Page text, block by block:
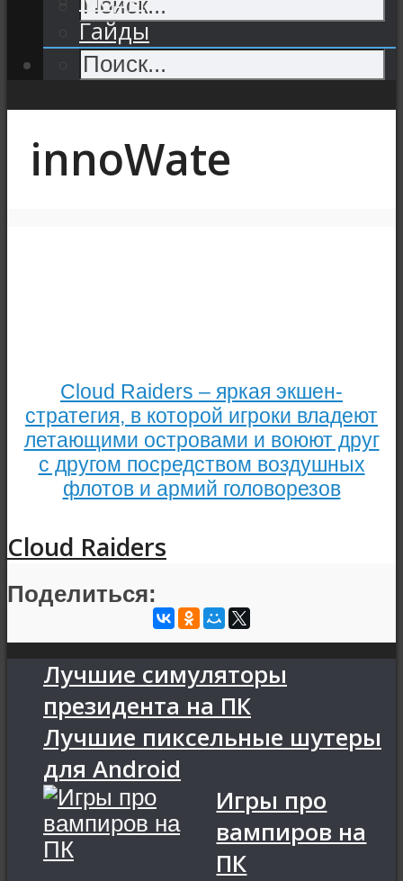
Гайды
innoWate
Cloud Raiders – яркая экшен-
стратегия, в которой игроки владеют
летающими островами и воюют друг
с другом посредством воздушных
флотов и армий головорезов
Cloud Raiders
Поделиться:
Лучшие симуляторы
президента на ПК
Лучшие пиксельные шутеры
для Android
Игры про
вампиров на
ПК